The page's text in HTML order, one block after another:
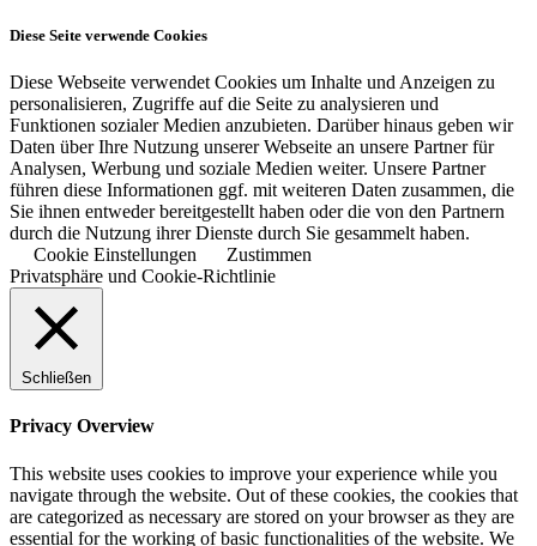
Diese Seite verwende Cookies
Diese Webseite verwendet Cookies um Inhalte und Anzeigen zu
personalisieren, Zugriffe auf die Seite zu analysieren und
Funktionen sozialer Medien anzubieten. Darüber hinaus geben wir
Daten über Ihre Nutzung unserer Webseite an unsere Partner für
Analysen, Werbung und soziale Medien weiter. Unsere Partner
führen diese Informationen ggf. mit weiteren Daten zusammen, die
Sie ihnen entweder bereitgestellt haben oder die von den Partnern
durch die Nutzung ihrer Dienste durch Sie gesammelt haben.
Cookie Einstellungen
Zustimmen
Privatsphäre und Cookie-Richtlinie
Schließen
Privacy Overview
This website uses cookies to improve your experience while you
navigate through the website. Out of these cookies, the cookies that
are categorized as necessary are stored on your browser as they are
essential for the working of basic functionalities of the website. We